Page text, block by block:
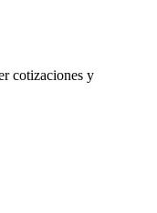
cotizaciones y